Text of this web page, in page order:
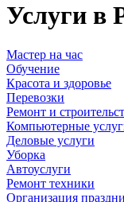
Услуги в
Мастер на час
Обучение
Красота и здоровье
Перевозки
Ремонт и
Компьютерные
Деловые услуги
Уборка
Автоуслуги
Ремонт техники
Организация